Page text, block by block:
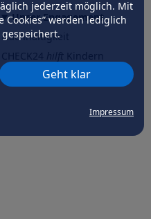
jederzeit möglich. Mit
Cookies” werden lediglich
Geht klar
Impressum
Unser Engagement
Nachhaltigkeit
CHECK24hilftder Natur